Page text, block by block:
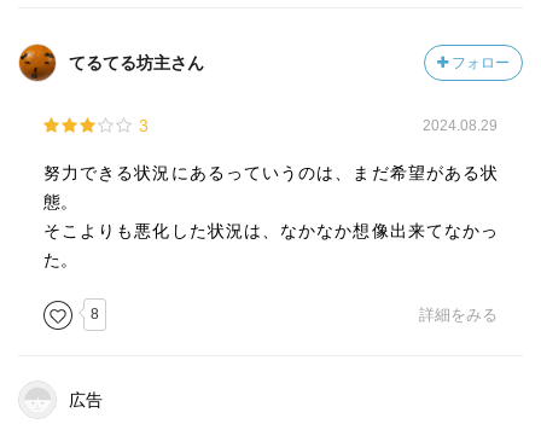
てるてる坊主さん フォロー
3 2024.08.29
努力できる状況にあるっていうのは、まだ希望がある状
態。
そこよりも悪化した状況は、なかなか想像出来てなかっ
た。
8 詳細をみる
広告